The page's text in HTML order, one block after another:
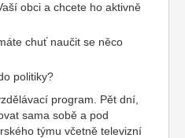
obci a chcete ho aktivně
chuť naučit se něco
politiky?
program. Pět dní,
sama sobě a pod
týmu včetně televizní